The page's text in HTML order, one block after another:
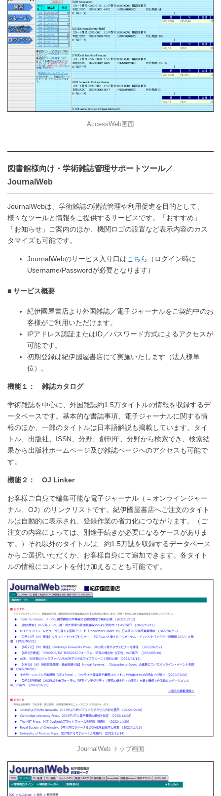
AccessWeb画面
図書館様向け・学術雑誌管理サポートツール／
JournalWeb
JournalWebは、学術雑誌の購読管理や利用促進を目的として、
様々なツールと情報をご提供するサービスです。「おすすめ」
「お知らせ」ご案内のほか、機関ロゴの設置など表示内容のカス
タマイズも可能です。
JournalWebのサービス入り口はこちら
（ログイン時に
Username/Passwordが必要となります）
サービス概要
紀伊國屋書店より外国雑誌／電子ジャーナルをご契約中のお
客様がご利用いただけます。
IPアドレス認証またはID／パスワード方式によるアクセスが
可能です。
初期登録は紀伊國屋書店にて実施いたします（法人様単
位）。
機能１： 雑誌カタログ
学術雑誌を中心に、外国雑誌約1.5万タイトルの情報を収録するデ
ータベースです。基本的な書誌事項、電子ジャーナルに関する情
報のほか、一部のタイトルは日本語解説も掲載しています。タイ
トル、出版社、ISSN、分野、創刊年、分野から検索でき、検索結
果から出版社ホームページ及び雑誌ページへのアクセスも可能で
す。
機能２： OJ Linker
お客様ご自身で編集可能な電子ジャーナル（＝オンラインジャー
ナル、OJ）のリンクリストです。紀伊國屋書店へご注文のタイト
ルは自動的に表示され、登録作業の省力化につながります。（ご
注文の内容によっては、別途手続きが必要になるケースがありま
す。）それ以外のタイトルは、約1.5万誌を収録するデータベース
からご選択いただくか、お客様自身にて追加できます。各タイト
ルの情報にコメントを付け加えることも可能です。
JournalWeb トップ画面